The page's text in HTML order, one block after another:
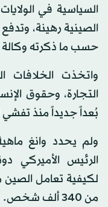
السياسية في
الصينية رهينة،
حسب ما ذكرته وكالة
واتخذت الخلافات
التجارة، وحقوق
بُعداً جديداً منذ تفشي
ولم يحدد وانغ
الرئيس الأميركي
لكيفية تعامل الصين
من 340 ألف شخص.